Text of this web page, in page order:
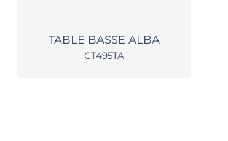
TABLE BASSE ALBA
CT495TA